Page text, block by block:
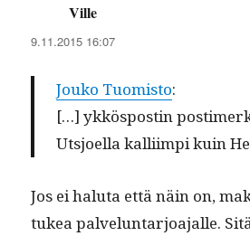
Ville
9.11.2015 16:07
Jouko Tuomis­to:
[…] ykkös­postin
Utsjoel­la kalli­impi kuin
Jos ei halu­ta että näin on,
tukea palvelun­tar­joa­jalle.